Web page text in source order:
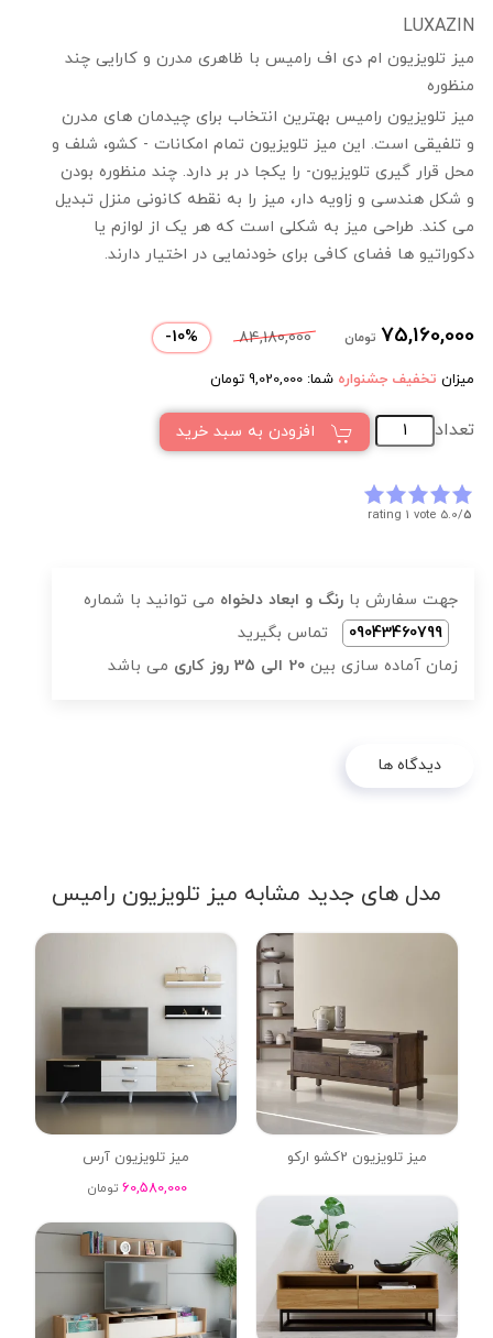
LUXAZIN
میز تلویزیون ام دی اف رامیس با ظاهری مدرن و کارایی چند
منظوره
میز تلویزیون رامیس بهترین انتخاب برای چیدمان های مدرن
و تلفیقی است. این میز تلویزیون تمام امکانات - کشو، شلف و
محل قرار گیری تلویزیون- را یکجا در بر دارد. چند منظوره بودن
و شکل هندسی و زاویه دار، میز را به نقطه کانونی منزل تبدیل
می کند. طراحی میز به شکلی است که هر یک از لوازم یا
دکوراتیو ها فضای کافی برای خودنمایی در اختیار دارند.
75,160,000 تومان 84,180,000
10%
-
میزان تخفیف جشنواره شما: 9,020,000 تومان
تعداد افزودن به سبد خرید
5.0/5
rating 1 vote
جهت سفارش با رنگ و ابعاد دلخواه می توانید با شماره
09043460799
تماس بگیرید
زمان آماده سازی بین 20 الی 35 روز کاری می باشد
دیدگاه ها
مدل های جدید مشابه میز تلویزیون رامیس
میز تلویزیون 2کشو ارکو
میز تلویزیون آرس
60,580,000 تومان